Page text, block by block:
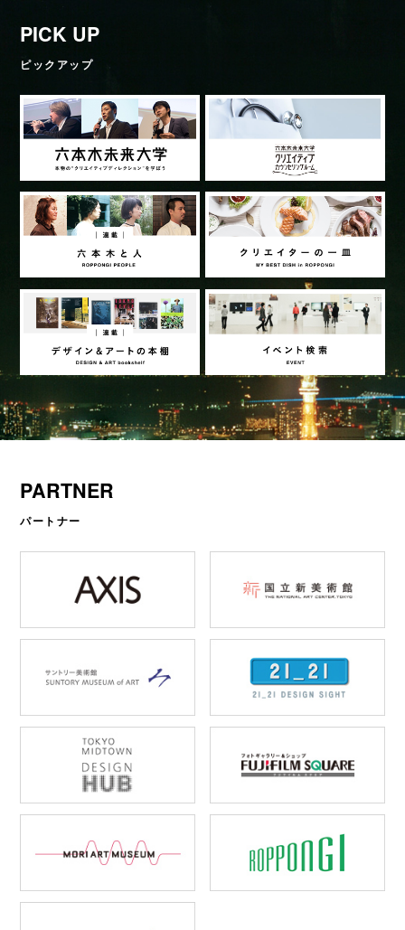
PICK UP
ピックアップ
PARTNER
パートナー